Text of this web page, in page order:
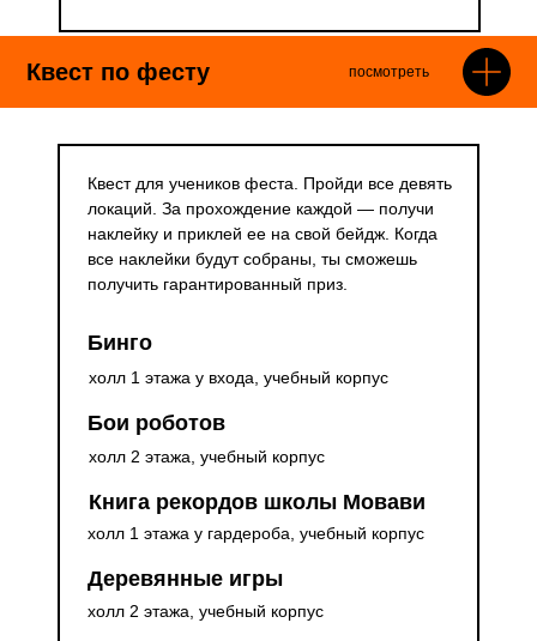
Квест по фесту посмотреть
Бинго
холл 1 этажа у входа, учебный корпус
Бои роботов
холл 2 этажа, учебный корпус
Книга рекордов школы Мовави
холл 1 этажа у гардероба, учебный корпус
Деревянные игры
холл 2 этажа, учебный корпус
Квест для учеников феста. Пройди все девять
локаций. За прохождение каждой — получи
наклейку и приклей ее на свой бейдж. Когда
все наклейки будут собраны, ты сможешь
получить гарантированный приз.